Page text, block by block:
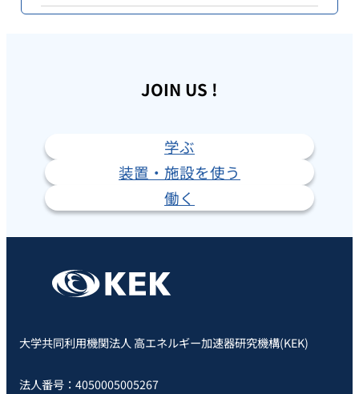
JOIN US !
学ぶ
装置・施設を使う
働く
大学共同利用機関法人 高エネルギー加速器研究機構(KEK)
法人番号：4050005005267